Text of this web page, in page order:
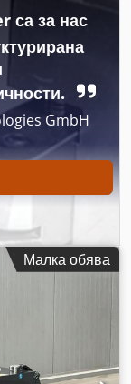
са за нас
GmbH
Малка обява